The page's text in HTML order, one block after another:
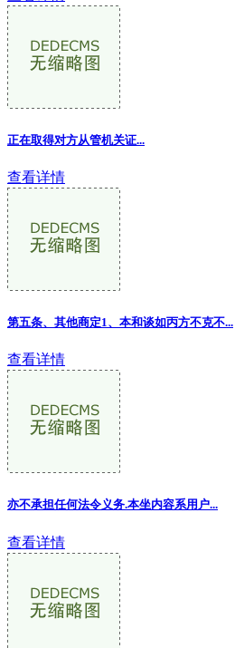
正在取得对方从管机关证...
查看详情
第五条、其他商定1、本和谈如丙方不克不...
查看详情
亦不承担任何法令义务.本坐内容系用户...
查看详情